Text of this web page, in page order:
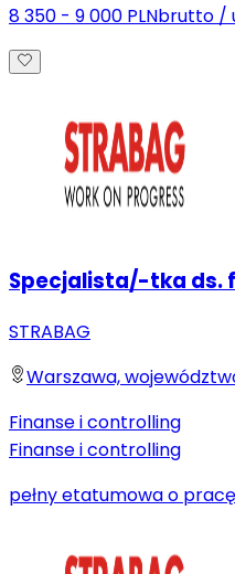
8 350 - 9 000 PLNbrutto /
Specjalista/-tka ds.
STRABAG
Warszawa,
Finanse i controlling
Finanse i controlling
pełny etatumowa o pracę